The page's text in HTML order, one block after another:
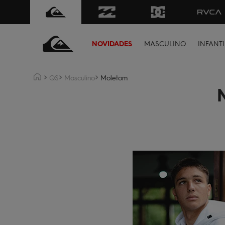
FRETE GRÁTIS para todo Brasil
NOVIDADES MASCULINO
QS Masculino Moletom